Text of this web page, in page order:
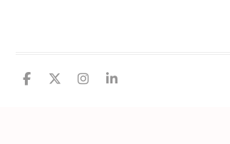
facebook
twitter
instagram
linkedin